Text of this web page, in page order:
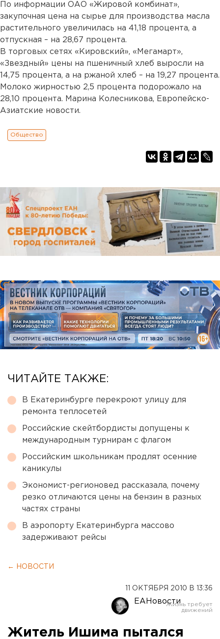
По информации ОАО «Жировой комбинат»,
закупочная цена на сырье для производства масла
растительного увеличилась на 41,18 процента, а
отпускная – на 28,67 процента.
В торговых сетях «Кировский», «Мегамарт»,
«Звездный» цены на пшеничный хлеб выросли на
14,75 процента, а на ржаной хлеб – на 19,27 процента.
Молоко жирностью 2,5 процента подорожало на
28,10 процента. Марина Колесникова, Европейско-
Азиатские новости.
Общество
ЧИТАЙТЕ ТАКЖЕ:
В Екатеринбурге перекроют улицу для
ремонта теплосетей
Российские скейтбордисты допущены к
международным турнирам с флагом
Российским школьникам продлят осенние
каникулы
Экономист-регионовед рассказала, почему
резко отличаются цены на бензин в разных
частях страны
В аэропорту Екатеринбурга массово
задерживают рейсы
← НОВОСТИ
11 ОКТЯБРЯ 2010 В 13:36
ЕАНовости
Житель Ишима пытался